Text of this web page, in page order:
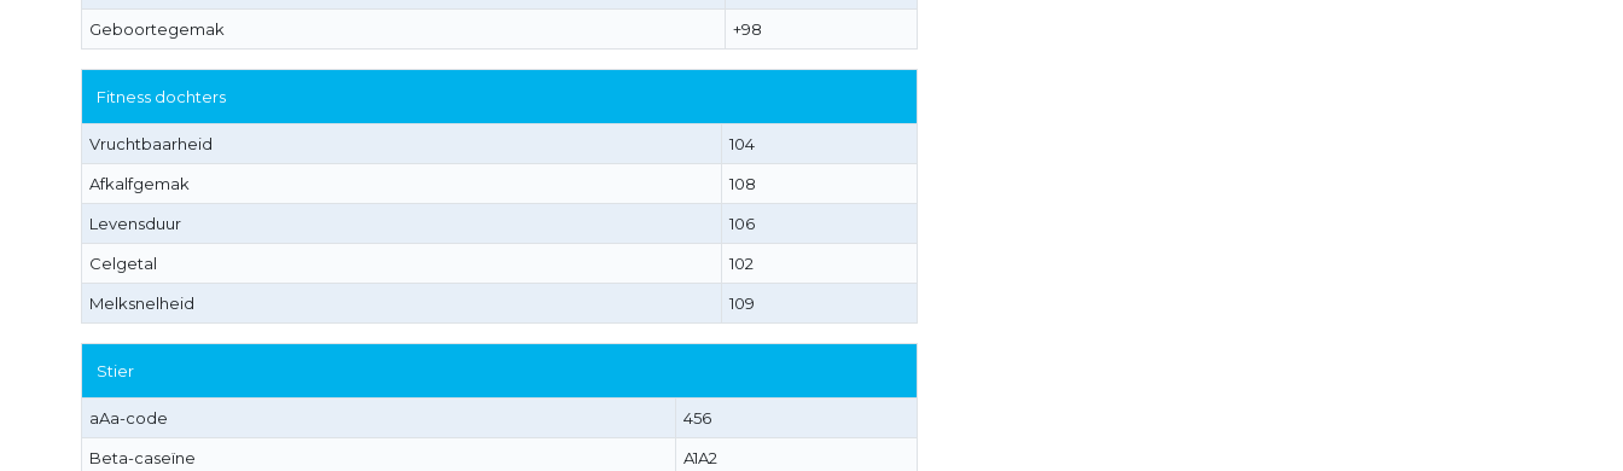
Geboortegemak +98
Fitness dochters
Vruchtbaarheid 104
Afkalfgemak 108
Levensduur 106
Celgetal 102
Melksnelheid 109
Stier
aAa-code 456
Beta-caseïne A1A2